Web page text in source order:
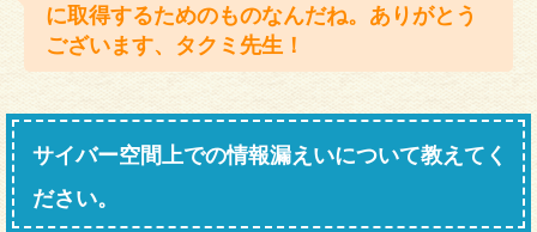
に取得するためのものなんだね。ありがとう
ございます、タクミ先生！
サイバー空間上での情報漏えいについて教えてく
ださい。